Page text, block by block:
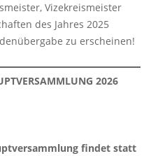
Vizekreismeister
des Jahres 2025
zu erscheinen!
2026
findet statt